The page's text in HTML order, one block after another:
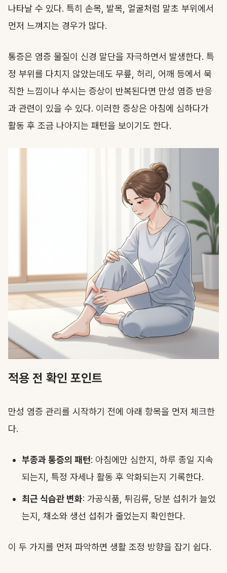
나타날 수 있다. 특히 손목, 발목, 얼굴처럼 말초 부위에서
먼저 느껴지는 경우가 많다.
통증은 염증 물질이 신경 말단을 자극하면서 발생한다. 특
정 부위를 다치지 않았는데도 무릎, 허리, 어깨 등에서 묵
직한 느낌이나 쑤시는 증상이 반복된다면 만성 염증 반응
과 관련이 있을 수 있다. 이러한 증상은 아침에 심하다가
활동 후 조금 나아지는 패턴을 보이기도 한다.
적용 전 확인 포인트
만성 염증 관리를 시작하기 전에 아래 항목을 먼저 체크한
다.
부종과 통증의 패턴: 아침에만 심한지, 하루 종일 지속
되는지, 특정 자세나 활동 후 악화되는지 기록한다.
최근 식습관 변화: 가공식품, 튀김류, 당분 섭취가 늘었
는지, 채소와 생선 섭취가 줄었는지 확인한다.
이 두 가지를 먼저 파악하면 생활 조정 방향을 잡기 쉽다.